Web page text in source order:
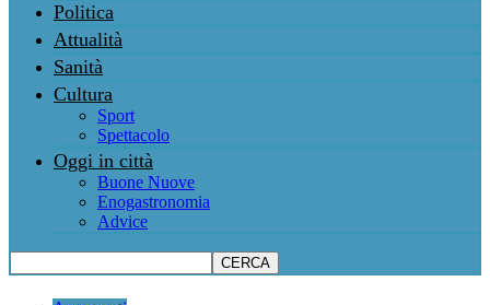
Politica
Attualità
Sanità
Cultura
Sport
Spettacolo
Oggi in città
Buone Nuove
Enogastronomia
Advice